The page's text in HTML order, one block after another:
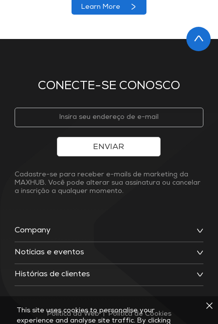
Learn More
CONECTE-SE CONOSCO
Company
Notícias e eventos
Histórias de clientes
ENVIAR
Cadastre-se para receber e-mails de marketing da
MAXHUB. Você pode alterar sua assinatura ou cancelar
a inscrição a qualquer momento.
Política da Web Política de Cookies
This site uses cookies to personalise your
experience and analyse site traffic. By clicking